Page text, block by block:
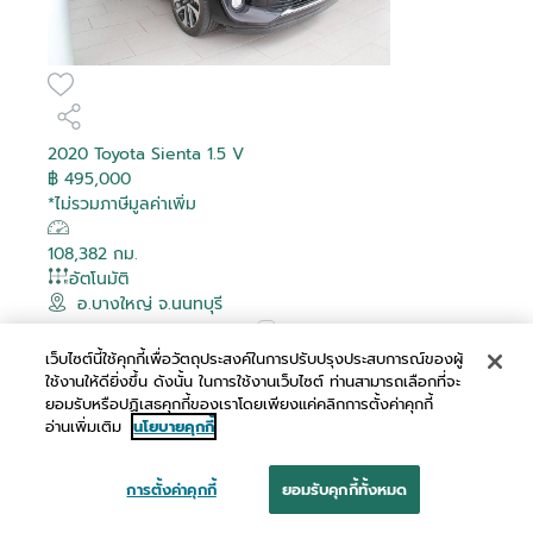
2020 Toyota Sienta 1.5 V
฿ 495,000
*ไม่รวมภาษีมูลค่าเพิ่ม
108,382 กม.
อัตโนมัติ
อ.บางใหญ่ จ.นนทบุรี
เปรียบเทียบ
ผ่อนเริ่มต้น
฿ 9,739 /เดือน
เว็บไซต์นี้ใช้คุกกี้เพื่อวัตถุประสงค์ในการปรับปรุงประสบการณ์ของผู้
ใช้งานให้ดียิ่งขึ้น ดังนั้น ในการใช้งานเว็บไซต์ ท่านสามารถเลือกที่จะ
ยอมรับหรือปฏิเสธคุกกี้ของเราโดยเพียงแค่คลิกการตั้งค่าคุกกี้
อ่านเพิ่มเติม นโยบายคุกกี้
การตั้งค่าคุกกี้ ยอมรับคุกกี้ทั้งหมด